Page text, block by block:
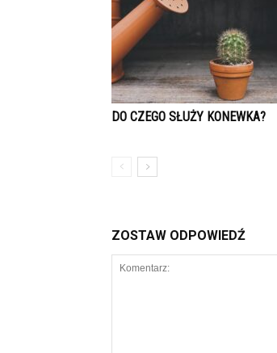
DO CZEGO SŁUŻY KONEWKA?
ZOSTAW ODPOWIEDŹ